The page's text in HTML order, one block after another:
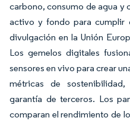
carbono, consumo de agua y
activo y fondo para cumplir
divulgación en la Unión
Los gemelos digitales
sensores en vivo para crear
métricas de
garantía de terceros. Los
comparan el rendimiento de